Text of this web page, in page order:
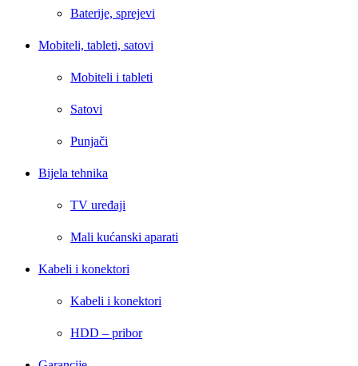
Baterije, sprejevi
Mobiteli, tableti, satovi
Mobiteli i tableti
Satovi
Punjači
Bijela tehnika
TV uređaji
Mali kućanski aparati
Kabeli i konektori
Kabeli i konektori
HDD – pribor